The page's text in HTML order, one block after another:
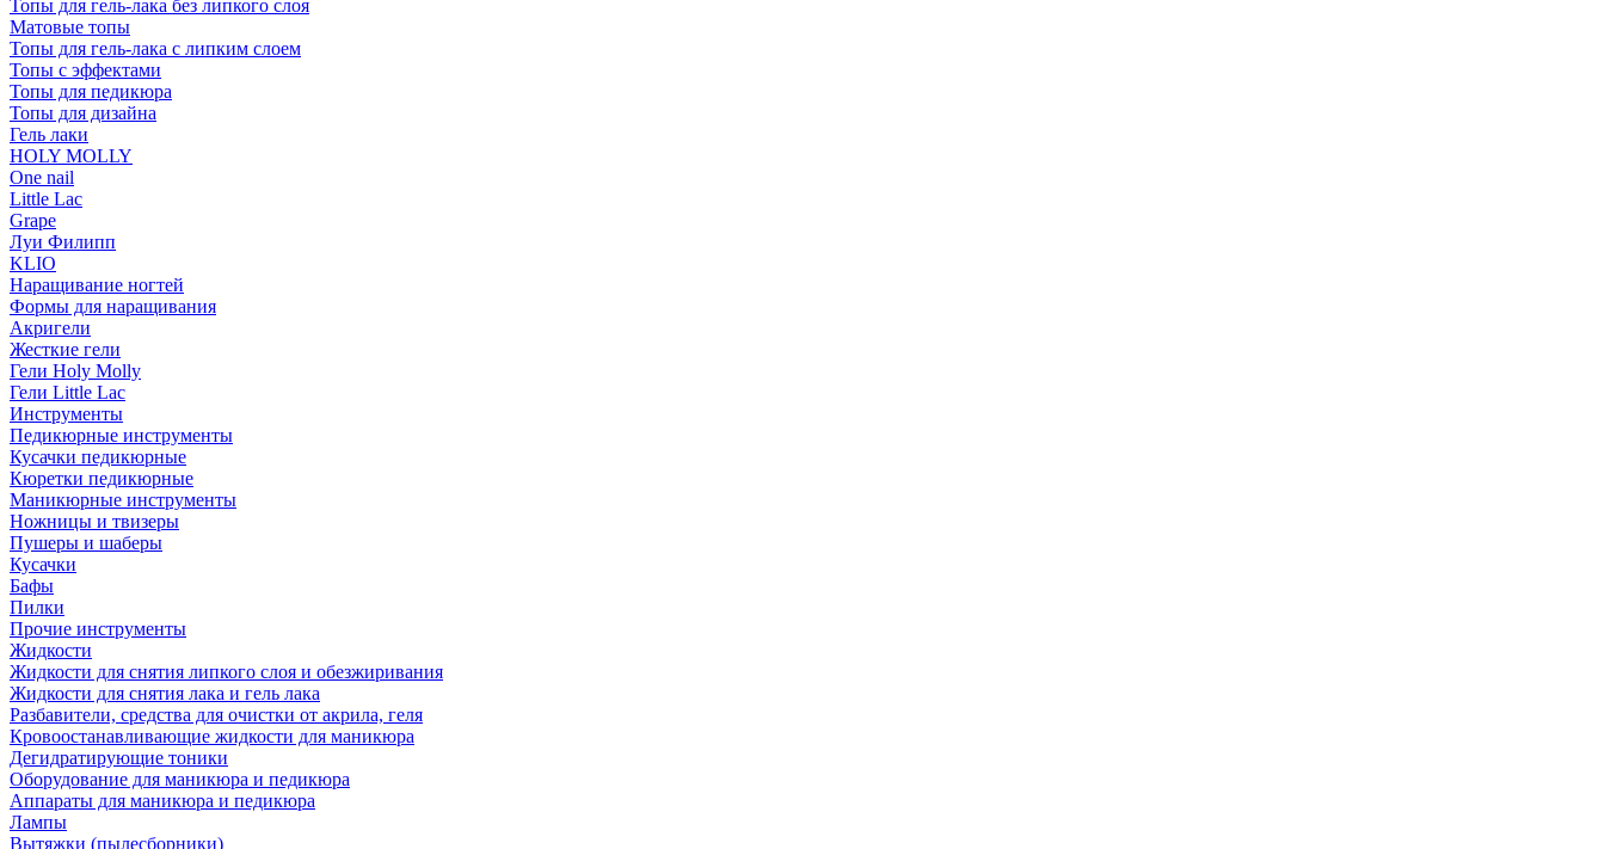
Топы для гель-лака без липкого слоя
Матовые топы
Топы для гель-лака с липким слоем
Топы с эффектами
Топы для педикюра
Топы для дизайна
Гель лаки
HOLY MOLLY
One nail
Little Lac
Grape
Луи Филипп
KLIO
Наращивание ногтей
Формы для наращивания
Акригели
Жесткие гели
Гели Holy Molly
Гели Little Lac
Инструменты
Педикюрные инструменты
Кусачки педикюрные
Кюретки педикюрные
Маникюрные инструменты
Ножницы и твизеры
Пушеры и шаберы
Кусачки
Бафы
Пилки
Прочие инструменты
Жидкости
Жидкости для снятия липкого слоя и обезжиривания
Жидкости для снятия лака и гель лака
Разбавители, средства для очистки от акрила, геля
Кровоостанавливающие жидкости для маникюра
Дегидратирующие тоники
Оборудование для маникюра и педикюра
Аппараты для маникюра и педикюра
Лампы
Вытяжки (пылесборники)